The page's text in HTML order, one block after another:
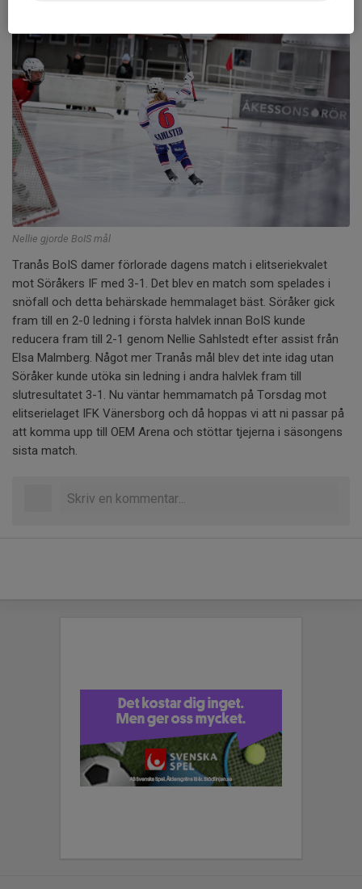
Nellie gjorde BoIS mål
Tranås BoIS damer förlorade dagens match i elitseriekvalet
mot Söråkers IF med 3-1. Det blev en match som spelades i
snöfall och detta behärskade hemmalaget bäst. Söråker gick
fram till en 2-0 ledning i första halvlek innan BoIS kunde
reducera fram till 2-1 genom Nellie Sahlstedt efter assist från
Elsa Malmberg. Något mer Tranås mål blev det inte idag utan
Söråker kunde utöka sin ledning i andra halvlek fram till
slutresultatet 3-1. Nu väntar hemmamatch på Torsdag mot
elitserielaget IFK Vänersborg och då hoppas vi att ni passar på
att komma upp till OEM Arena och stöttar tjejerna i säsongens
sista match.